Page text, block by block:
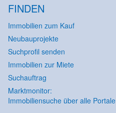
FINDEN
Immobilien zum Kauf
Neubauprojekte
Suchprofil senden
Immobilien zur Miete
Suchauftrag
Marktmonitor:
Immobiliensuche über alle Portale